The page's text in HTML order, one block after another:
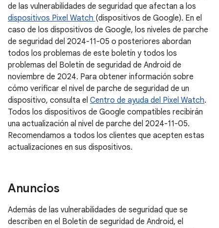
de las vulnerabilidades de seguridad que afectan a los
dispositivos Pixel Watch (dispositivos de Google). En el
caso de los dispositivos de Google, los niveles de parche
de seguridad del 2024-11-05 o posteriores abordan
todos los problemas de este boletín y todos los
problemas del Boletín de seguridad de Android de
noviembre de 2024. Para obtener información sobre
cómo verificar el nivel de parche de seguridad de un
dispositivo, consulta el Centro de ayuda del Pixel Watch.
Todos los dispositivos de Google compatibles recibirán
una actualización al nivel de parche del 2024-11-05.
Recomendamos a todos los clientes que acepten estas
actualizaciones en sus dispositivos.
Anuncios
Además de las vulnerabilidades de seguridad que se
describen en el Boletín de seguridad de Android, el